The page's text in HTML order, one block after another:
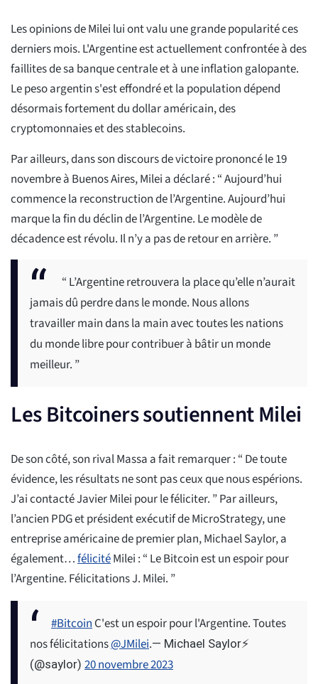
Les opinions de Milei lui ont valu une grande popularité ces
derniers mois. L'Argentine est actuellement confrontée à des
faillites de sa banque centrale et à une inflation galopante.
Le peso argentin s'est effondré et la population dépend
désormais fortement du dollar américain, des
cryptomonnaies et des stablecoins.
Par ailleurs, dans son discours de victoire prononcé le 19
novembre à Buenos Aires, Milei a déclaré : “ Aujourd’hui
commence la reconstruction de l’Argentine. Aujourd’hui
marque la fin du déclin de l’Argentine. Le modèle de
décadence est révolu. Il n’y a pas de retour en arrière. ”
“ L’Argentine retrouvera la place qu’elle n’aurait
jamais dû perdre dans le monde. Nous allons
travailler main dans la main avec toutes les nations
du monde libre pour contribuer à bâtir un monde
meilleur. ”
Les Bitcoiners soutiennent Milei
De son côté, son rival Massa a fait remarquer : “ De toute
évidence, les résultats ne sont pas ceux que nous espérions.
J’ai contacté Javier Milei pour le féliciter. ” Par ailleurs,
l’ancien PDG et président exécutif de MicroStrategy, une
entreprise américaine de premier plan, Michael Saylor, a
également…félicitéMilei : “ Le Bitcoin est un espoir pour
l’Argentine. Félicitations J. Milei. ”
#BitcoinC'est un espoir pour l'Argentine. Toutes
nos félicitations@JMilei.— Michael Saylor⚡️
(@saylor) 20 novembre 2023